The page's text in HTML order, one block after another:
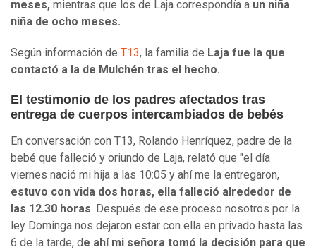
meses, mientras que los de Laja correspondía a un niña
niña de ocho meses.
Según información de T13, la familia de Laja fue la que
contactó a la de Mulchén tras el hecho.
El testimonio de los padres afectados tras
entrega de cuerpos intercambiados de bebés
En conversación con T13, Rolando Henríquez, padre de la
bebé que falleció y oriundo de Laja, relató que "el día
viernes nació mi hija a las 10:05 y ahí me la entregaron,
estuvo con vida dos horas, ella falleció alrededor de
las 12.30 horas. Después de ese proceso nosotros por la
ley Dominga nos dejaron estar con ella en privado hasta las
6 de la tarde, de ahí mi señora tomó la decisión para que